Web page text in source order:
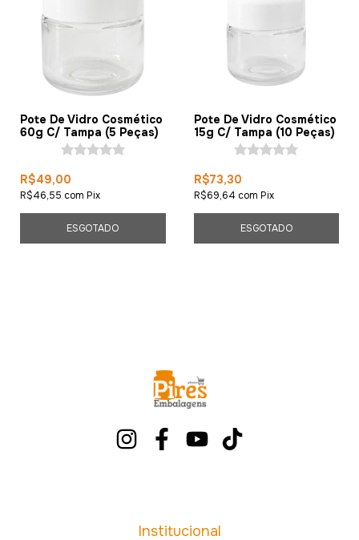
Pote De Vidro Cosmético
60g C/ Tampa (5 Peças)
R$49,00
R$46,55 com Pix
ESGOTADO
Pote De Vidro Cosmético
15g C/ Tampa (10 Peças)
R$73,30
R$69,64 com Pix
ESGOTADO
Institucional